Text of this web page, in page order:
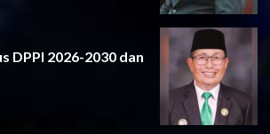
DPPI 2026-2030 dan